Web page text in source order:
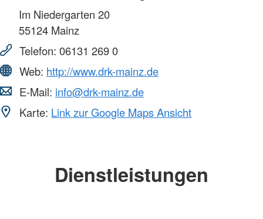
Im Niedergarten 20
55124 Mainz
Telefon: 06131 269 0
Web: http://www.drk-mainz.de
E-Mail: info@drk-mainz.de
Karte: Link zur Google Maps Ansicht
Dienstleistungen